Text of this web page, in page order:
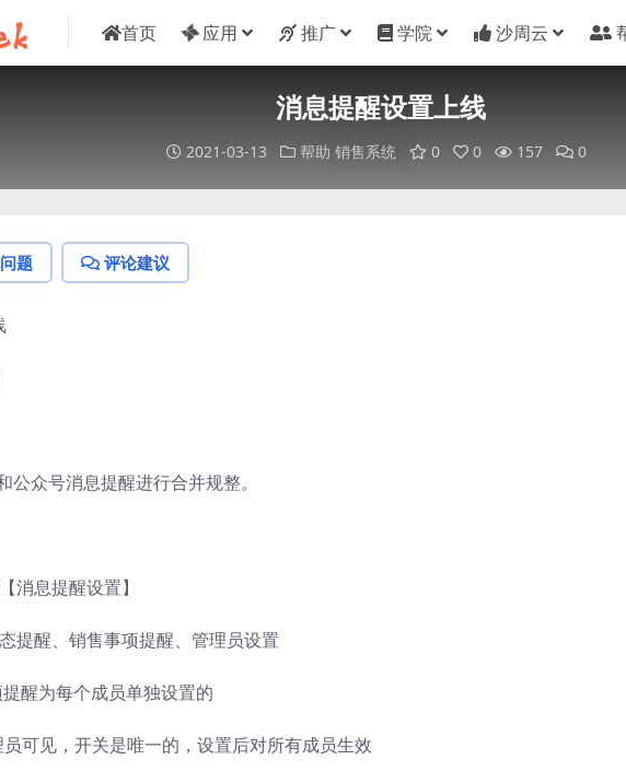
首页 应用 推广 学院 沙周云
消息提醒设置上线
2021-03-13 帮助 销售系统 0 0 157 0
题 评论建议
众号消息提醒进行合并规整。
消息提醒设置】
提醒、销售事项提醒、管理员设置
醒为每个成员单独设置的
可见，开关是唯一的，设置后对所有成员生效